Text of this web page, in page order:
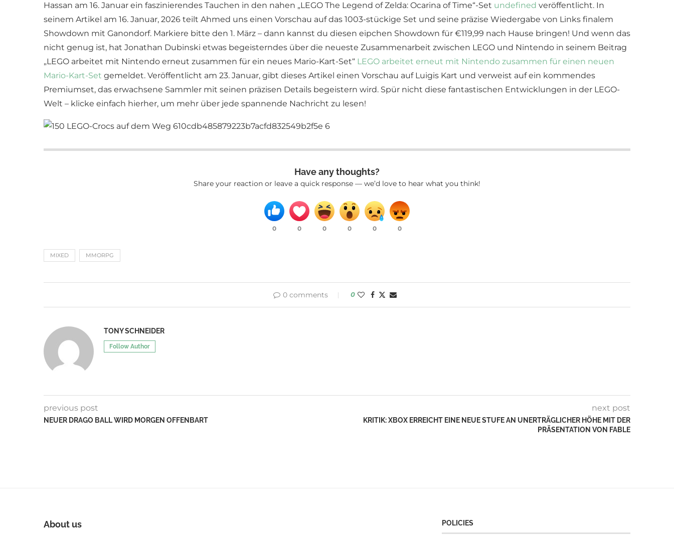
Hassan am 16. Januar ein faszinierendes Tauchen in den nahen „LEGO The Legend of Zelda: Ocarina of Time“-Set undefined veröffentlicht. In
seinem Artikel am 16. Januar, 2026 teilt Ahmed uns einen Vorschau auf das 1003-stückige Set und seine präzise Wiedergabe von Links finalem
Showdown mit Ganondorf. Markiere bitte den 1. März – dann kannst du diesen eipchen Showdown für €119,99 nach Hause bringen! Und wenn das
nicht genug ist, hat Jonathan Dubinski etwas begeisterndes über die neueste Zusammenarbeit zwischen LEGO und Nintendo in seinem Beitrag
„LEGO arbeitet mit Nintendo erneut zusammen für ein neues Mario-Kart-Set“ LEGO arbeitet erneut mit Nintendo zusammen für einen neuen
Mario-Kart-Set gemeldet. Veröffentlicht am 23. Januar, gibt dieses Artikel einen Vorschau auf Luigis Kart und verweist auf ein kommendes
Premiumset, das erwachsene Sammler mit seinen präzisen Details begeistern wird. Spür nicht diese fantastischen Entwicklungen in der LEGO-
Welt – klicke einfach hierher, um mehr über jede spannende Nachricht zu lesen!
Have any thoughts?
Share your reaction or leave a quick response — we’d love to hear what you think!
0 0 0 0 0 0
MIXED MMORPG
0 comments 0
TONY SCHNEIDER
Follow Author
previous post
NEUER DRAGO BALL WIRD MORGEN OFFENBART
next post
KRITIK: XBOX ERREICHT EINE NEUE STUFE AN UNERTRÄGLICHER HÖHE MIT DER
PRÄSENTATION VON FABLE
About us POLICIES